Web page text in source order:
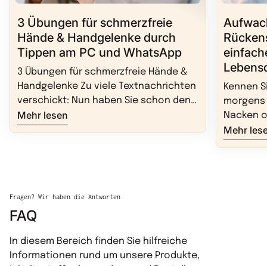
3 Übungen für schmerzfreie
Hände & Handgelenke durch
Tippen am PC und WhatsApp
3 Übungen für schmerzfreie Hände &
Handgelenke Zu viele Textnachrichten
verschickt: Nun haben Sie schon den
"Mausarm" oder die "Handy-Hand",
man spricht von der "Handy-Hand",
ähnlich wie beim Golfer- oder Tennis-
Grüße verschicken, summieren sich
die Auswirkungen dieser Bewegungen
Mehr lesen
Kennen
Nacken
Mehr
Fragen? Wir haben die Antworten
FAQ
In diesem Bereich finden Sie hilfreiche
Informationen rund um unsere Produkte,